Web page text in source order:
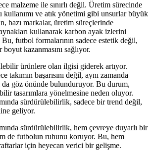
malzeme ile sınırlı değil. Üretim sürecinde
kullanımı ve atık yönetimi gibi unsurlar büyük
bazı markalar, üretim süreçlerinde
kullanarak karbon ayak izlerini
futbol formalarının sadece estetik değil,
kazanmasını sağlıyor.
ürünlere olan ilgisi giderek artıyor.
takımın başarısını değil, aynı zamanda
da göz önünde bulunduruyor. Bu durum,
tasarımlara yönelmesine neden oluyor.
sürdürülebilirlik, sadece bir trend değil,
geliyor.
sürdürülebilirlik, hem çevreye duyarlı bir
de futbolun ruhunu koruyor. Bu, hem
için heyecan verici bir gelişme.